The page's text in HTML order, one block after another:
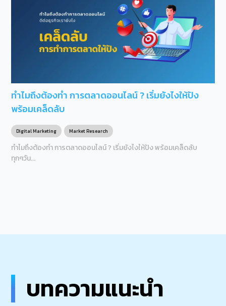
ทำไมถึงต้องทำ การตลาดออนไลน์ ? เริ่มยังไงให้ปัง
พร้อมเคล็ดลับ
Digital Marketing Market Research
ทำไมถึงต้องทำ การตลาดออนไลน์ ? เริ่มยังไงให้ปัง พร้อมเคล็ดลับ
ทุกๆวัน...
บทความแนะนำ